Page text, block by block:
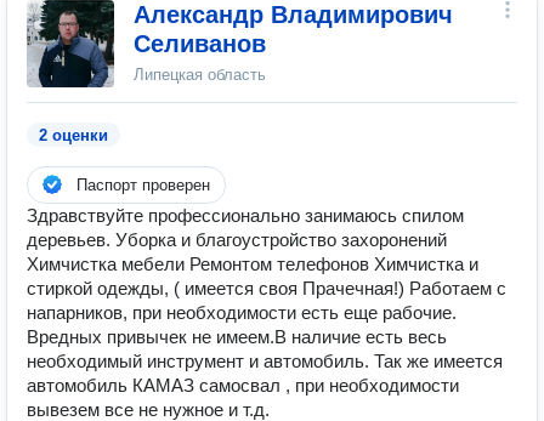
Александр Владимирович
Селиванов
Липецкая область
2 оценки
Паспорт проверен
Здравствуйте профессионально занимаюсь спилом
деревьев. Уборка и благоустройство захоронений
Химчистка мебели Ремонтом телефонов Химчистка и
стиркой одежды, ( имеется своя Прачечная!) Работаем с
напарников, при необходимости есть еще рабочие.
Вредных привычек не имеем.В наличие есть весь
необходимый инструмент и автомобиль. Так же имеется
автомобиль КАМАЗ самосвал , при необходимости
вывезем все не нужное и т.д.